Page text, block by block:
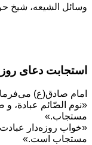
وسائل الشیعه، شیخ حر
استجابت دعای
امام صادق(ع)
«نوم الصّائم عبادة،
مستجاب.»
«خواب روزه‏‌دار
مستجاب است.»